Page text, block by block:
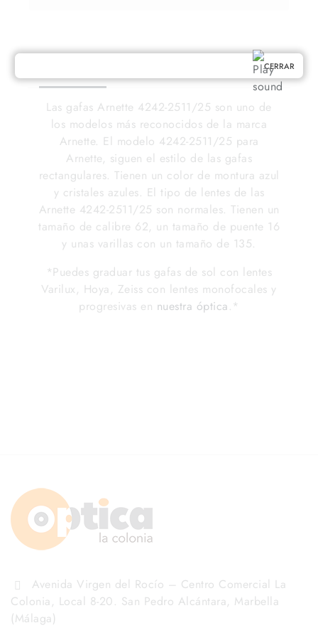
Valoraciones (0)
Las gafas Arnette 4242-2511/25 son uno de
los modelos más reconocidos de la marca
Arnette. El modelo 4242-2511/25 para
Arnette, siguen el estilo de las gafas
rectangulares. Tienen un color de montura azul
y cristales azules. El tipo de lentes de las
Arnette 4242-2511/25 son normales. Tienen un
tamaño de calibre 62, un tamaño de puente 16
y unas varillas con un tamaño de 135.
*Puedes graduar tus gafas de sol con lentes
Varilux, Hoya, Zeiss con lentes monofocales y
progresivas en nuestra óptica.*
Avenida Virgen del Rocío – Centro Comercial La
Colonia, Local 8-20. San Pedro Alcántara, Marbella
(Málaga)
CERRAR